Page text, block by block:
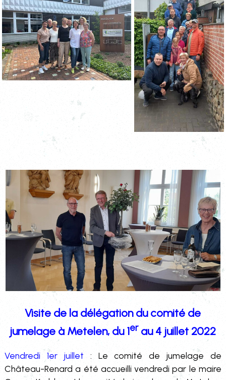
Visite de la délégation du comité de
jumelage à Metelen, du 1erau 4 juillet 2022
Vendredi 1er juillet : Le comité de jumelage de
Château-Renard a été accueilli vendredi par le maire